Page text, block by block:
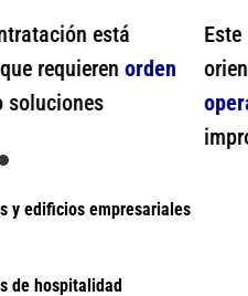
está
requieren orden
soluciones
y edificios empresariales
de hospitalidad